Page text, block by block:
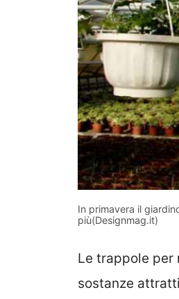
In primavera il
più(Designmag.it)
Le trappole per
sostanze